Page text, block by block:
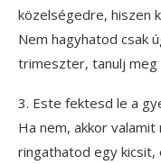
közelségedre, hiszen
Nem hagyhatod csak
trimeszter, tanulj meg
3. Este fektesd le a
Ha nem, akkor
ringathatod egy kicsit,